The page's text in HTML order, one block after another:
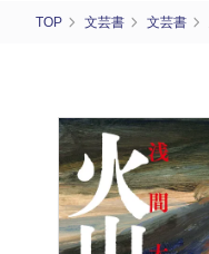
TOP 文芸書 文芸書